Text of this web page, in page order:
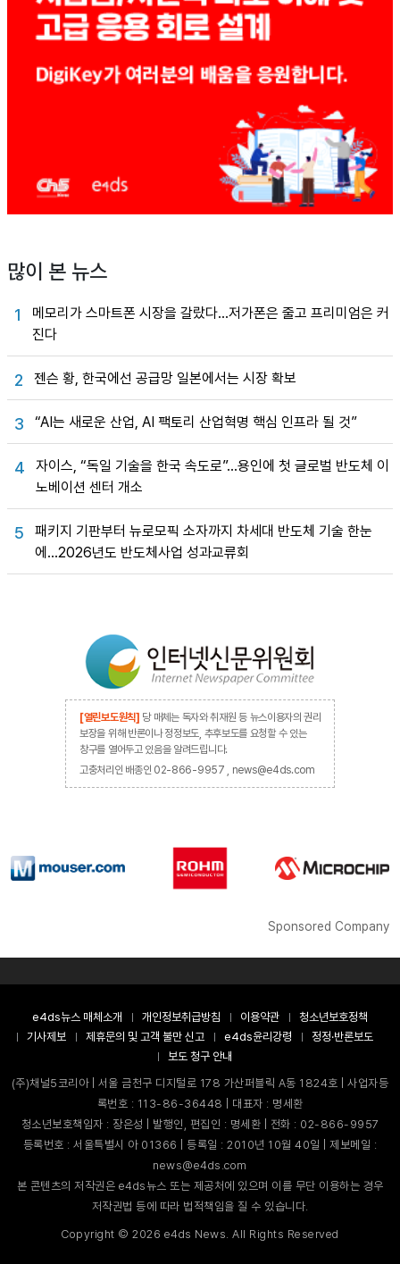
많이 본 뉴스
1
메모리가 스마트폰 시장을 갈랐다…저가폰은 줄고 프리미엄은 커
진다
2 젠슨 황, 한국에선 공급망 일본에서는 시장 확보
3 “AI는 새로운 산업, AI 팩토리 산업혁명 핵심 인프라 될 것”
4
자이스, “독일 기술을 한국 속도로”…용인에 첫 글로벌 반도체 이
노베이션 센터 개소
5
패키지 기판부터 뉴로모픽 소자까지 차세대 반도체 기술 한눈
에…2026년도 반도체사업 성과교류회
[열린보도원칙] 당 매체는 독자와 취재원 등 뉴스이용자의 권리
보장을 위해 반론이나 정정보도, 추후보도를 요청할 수 있는
창구를 열어두고 있음을 알려드립니다.
고충처리인 배종인 02-866-9957 , news@e4ds.com
Sponsored Company
e4ds뉴스 매체소개 개인정보취급방침 이용약관
청소년보호정책
기사제보
제휴문의 및 고객 불만 신고 e4ds윤리강령
정정·반론보도
보도 청구 안내
(주)채널5코리아 | 서울 금천구 디지털로 178 가산퍼블릭 A동 1824호 | 사업자등
록번호 : 113-86-36448 | 대표자 : 명세환
청소년보호책임자 : 장은성 | 발행인, 편집인 : 명세환 | 전화 : 02-866-9957
등록번호 : 서울특별시 아 01366 | 등록일 : 2010년 10월 40일 | 제보메일 :
news@e4ds.com
본 콘텐츠의 저작권은 e4ds뉴스 또는 제공처에 있으며 이를 무단 이용하는 경우
저작권법 등에 따라 법적책임을 질 수 있습니다.
Copyright ©2026 e4ds News. All Rights Reserved